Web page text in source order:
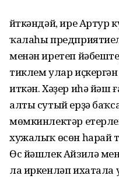
Әйткәндәй, ире Артур
ҡалаһы
менән иретеп
тиклем улар
иткән. Хәҙер иһә йәш
алты сутый ерҙә
мөмкинлектәр
хужалыҡ өсөн һарай
Өс йәшлек Айзилә
ла иркенләп ихатала